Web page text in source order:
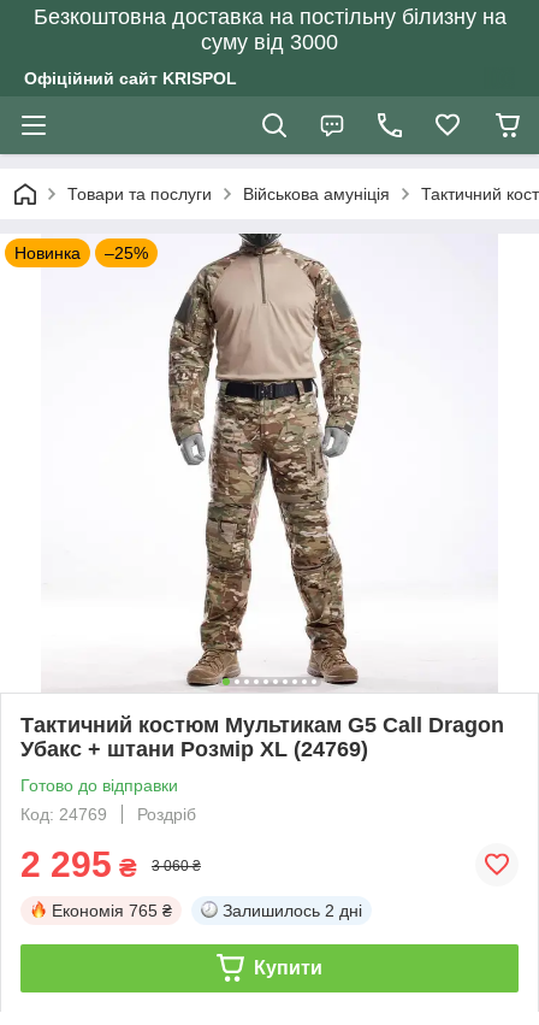
Безкоштовна доставка на постільну білизну на
суму від 3000
Офіційний сайт KRISPOL
Товари та послуги Військова амуніція Тактичний
Новинка –25%
Тактичний костюм Мультикам G5 Call Dragon
Убакс + штани Розмір XL (24769)
Готово до відправки
Код: 24769
Роздріб
2 295 ₴ 3 060 ₴
Економія 765 ₴ Залишилось 2 дні
Купити